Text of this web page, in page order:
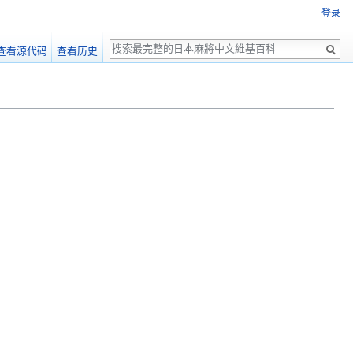
登录
看源代码 查看历史
搜
索